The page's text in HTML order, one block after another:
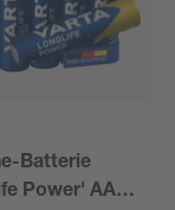
Batterie
Power' AAA